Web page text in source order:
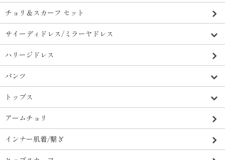
チョリ＆スカーフ セット
サイーディドレス/ミラーヤドレス
ハリージドレス
パンツ
トップス
アームチョリ
インナー肌着/繋ぎ